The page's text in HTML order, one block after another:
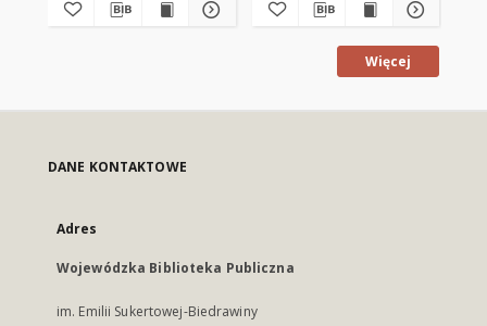
Więcej
DANE KONTAKTOWE
Adres
Wojewódzka Biblioteka Publiczna
im. Emilii Sukertowej-Biedrawiny